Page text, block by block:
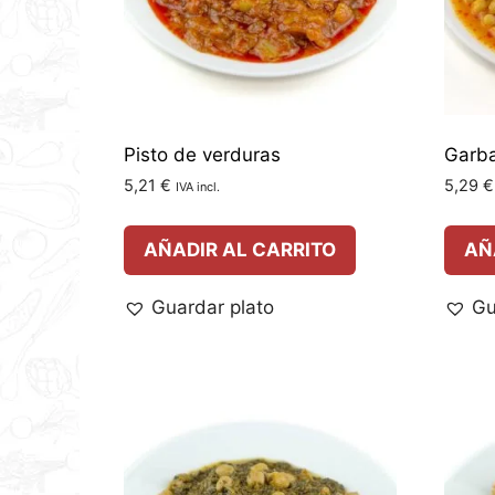
Pisto de verduras
5,21 € IVA incl.
AÑADIR AL CARRITO
Guardar plato
5,29 €